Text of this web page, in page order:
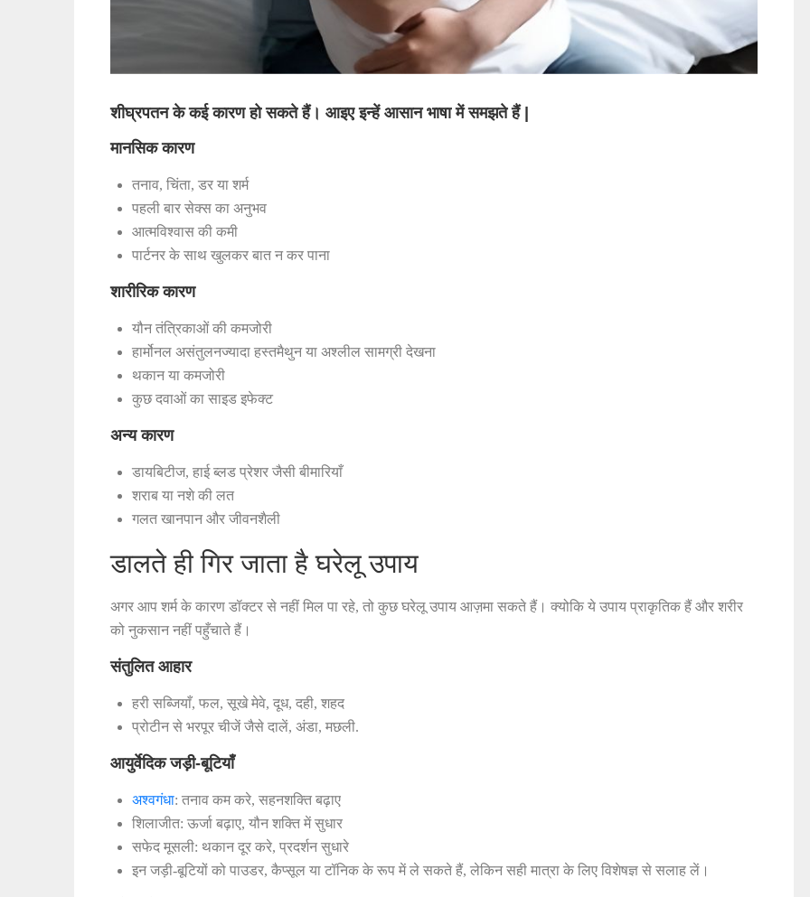
शीघ्रपतन के कई कारण हो सकते हैं। आइए इन्हें आसान भाषा में समझते हैं |
मानसिक कारण
तनाव, चिंता, डर या शर्म
पहली बार सेक्स का अनुभव
आत्मविश्वास की कमी
पार्टनर के साथ खुलकर बात न कर पाना
शारीरिक कारण
यौन तंत्रिकाओं की कमजोरी
हार्मोनल असंतुलनज्यादा हस्तमैथुन या अश्लील सामग्री देखना
थकान या कमजोरी
कुछ दवाओं का साइड इफेक्ट
अन्य कारण
डायबिटीज, हाई ब्लड प्रेशर जैसी बीमारियाँ
शराब या नशे की लत
गलत खानपान और जीवनशैली
डालते ही गिर जाता है घरेलू उपाय
अगर आप शर्म के कारण डॉक्टर से नहीं मिल पा रहे, तो कुछ घरेलू उपाय आज़मा सकते हैं। क्योकि ये उपाय प्राकृतिक हैं और शरीर
को नुकसान नहीं पहुँचाते हैं।
संतुलित आहार
हरी सब्जियाँ, फल, सूखे मेवे, दूध, दही, शहद
प्रोटीन से भरपूर चीजें जैसे दालें, अंडा, मछली.
आयुर्वेदिक जड़ी-बूटियाँ
अश्वगंधा: तनाव कम करे, सहनशक्ति बढ़ाए
शिलाजीत: ऊर्जा बढ़ाए, यौन शक्ति में सुधार
सफेद मूसली: थकान दूर करे, प्रदर्शन सुधारे
इन जड़ी-बूटियों को पाउडर, कैप्सूल या टॉनिक के रूप में ले सकते हैं, लेकिन सही मात्रा के लिए विशेषज्ञ से सलाह लें।